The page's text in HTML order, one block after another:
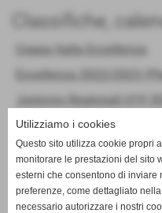
Classifiche,
Coppa Italia Eccellenza
Eccellenza 2022/2023
Juniores Regionali U19
Allievi Regionali U17
Allievi Regionali U16
Giovanissimi Regionali
Giovanissimi Regionali
Utilizziamo i cookies
Questo sito utilizza cookie propri
monitorare le prestazioni del sito
esterni che consentono di
preferenze, come dettagliato
necessario autorizzare i nostri